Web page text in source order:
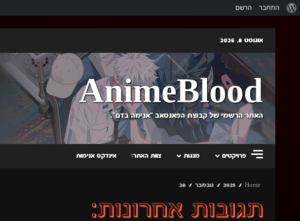
אודות
התחבר הרשם
content
אוגוסט 8, 2026
AnimeBlood
האתר הרשמי של קבוצת הפאנסאב "אנימה בדם".
פרויקטים מנגות צוות האתר: אינדקס אנימות
Home
2025 נובמבר 28